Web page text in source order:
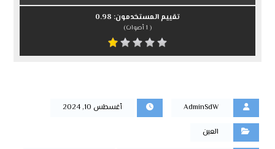
تقييم المستخدمون: 0.98
(
1أصوات)
AdminSdW أغسطس 10, 2024
العين